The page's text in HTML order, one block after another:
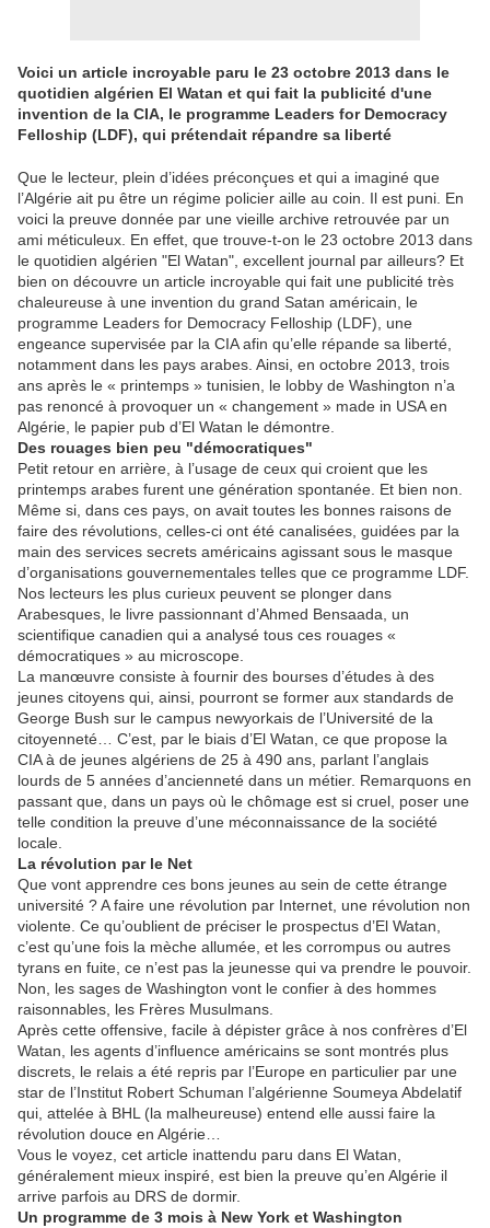
Voici un article incroyable paru le 23 octobre 2013 dans le
quotidien algérien El Watan et qui fait la publicité d'une
invention de la CIA, le programme Leaders for Democracy
Felloship (LDF), qui prétendait répandre sa liberté
Que le lecteur, plein d’idées préconçues et qui a imaginé que
l’Algérie ait pu être un régime policier aille au coin. Il est puni. En
voici la preuve donnée par une vieille archive retrouvée par un
ami méticuleux. En effet, que trouve-t-on le 23 octobre 2013 dans
le quotidien algérien "El Watan", excellent journal par ailleurs? Et
bien on découvre un article incroyable qui fait une publicité très
chaleureuse à une invention du grand Satan américain, le
programme Leaders for Democracy Felloship (LDF), une
engeance supervisée par la CIA afin qu’elle répande sa liberté,
notamment dans les pays arabes. Ainsi, en octobre 2013, trois
ans après le « printemps » tunisien, le lobby de Washington n’a
pas renoncé à provoquer un « changement » made in USA en
Algérie, le papier pub d’El Watan le démontre.
Des rouages bien peu "démocratiques"
Petit retour en arrière, à l’usage de ceux qui croient que les
printemps arabes furent une génération spontanée. Et bien non.
Même si, dans ces pays, on avait toutes les bonnes raisons de
faire des révolutions, celles-ci ont été canalisées, guidées par la
main des services secrets américains agissant sous le masque
d’organisations gouvernementales telles que ce programme LDF.
Nos lecteurs les plus curieux peuvent se plonger dans
Arabesques, le livre passionnant d’Ahmed Bensaada, un
scientifique canadien qui a analysé tous ces rouages «
démocratiques » au microscope.
La manœuvre consiste à fournir des bourses d’études à des
jeunes citoyens qui, ainsi, pourront se former aux standards de
George Bush sur le campus newyorkais de l’Université de la
citoyenneté… C’est, par le biais d’El Watan, ce que propose la
CIA à de jeunes algériens de 25 à 490 ans, parlant l’anglais
lourds de 5 années d’ancienneté dans un métier. Remarquons en
passant que, dans un pays où le chômage est si cruel, poser une
telle condition la preuve d’une méconnaissance de la société
locale.
La révolution par le Net
Que vont apprendre ces bons jeunes au sein de cette étrange
université ? A faire une révolution par Internet, une révolution non
violente. Ce qu’oublient de préciser le prospectus d’El Watan,
c’est qu’une fois la mèche allumée, et les corrompus ou autres
tyrans en fuite, ce n’est pas la jeunesse qui va prendre le pouvoir.
Non, les sages de Washington vont le confier à des hommes
raisonnables, les Frères Musulmans.
Après cette offensive, facile à dépister grâce à nos confrères d’El
Watan, les agents d’influence américains se sont montrés plus
discrets, le relais a été repris par l’Europe en particulier par une
star de l’Institut Robert Schuman l’algérienne Soumeya Abdelatif
qui, attelée à BHL (la malheureuse) entend elle aussi faire la
révolution douce en Algérie…
Vous le voyez, cet article inattendu paru dans El Watan,
généralement mieux inspiré, est bien la preuve qu’en Algérie il
arrive parfois au DRS de dormir.
Un programme de 3 mois à New York et Washington